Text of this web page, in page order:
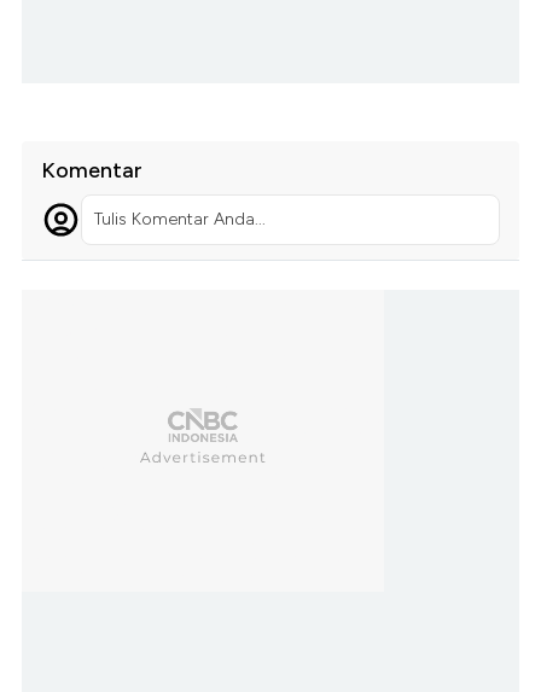
Komentar
Tulis Komentar Anda...